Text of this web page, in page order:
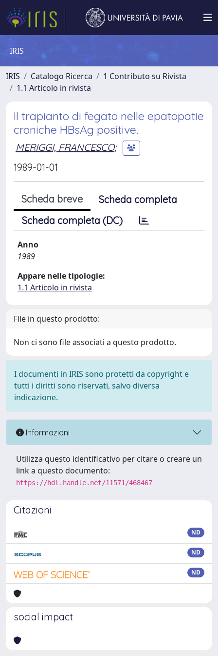
IRIS
IRIS Catalogo Ricerca
1 Contributo su Rivista
1.1 Articolo in rivista
Il trapianto di fegato nelle epatopatie
croniche HBsAg positive.
MERIGGI, FRANCESCO;
1989-01-01
Scheda breve
Scheda completa
Scheda completa (DC)
Anno
1989
Appare nelle tipologie:
1.1 Articolo in rivista
File in questo prodotto:
Non ci sono file associati a questo prodotto.
I documenti in IRIS sono protetti da copyright e
tutti i diritti sono riservati, salvo diversa
indicazione.
Informazioni
Utilizza questo identificativo per citare o creare un
link a questo documento:
https://hdl.handle.net/11571/468467
Citazioni
ND
ND
ND
social impact